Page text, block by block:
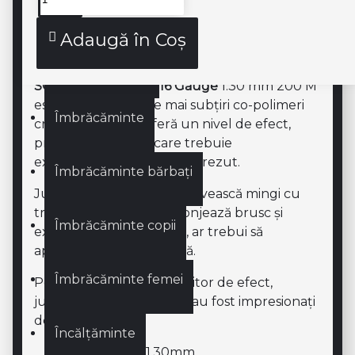
Îmbrăcăminte
Îmbrăcăminte bărbați
Îmbrăcăminte copii
Îmbrăcăminte femei
Încălțăminte
Adaugă în Coş
Descriere produs
SOLINCO Tour Bite 16 Gauge 1.30 mm 200 M
este una dintre cele mai subțiri co-polimeri
create vreodată. Oferă un nivel de efect,
precizie și senzație care trebuie
experimentat pentru a fi crezut.
Jucătorii care preferă să lovească mingi cu
traiectorii înalte, care plonjează brusc și
explodează de pe teren, ar trebui să
aprecieze această coardă.
Pe lângă potențialul uimitor de efect,
jucătorii care au testat-o au fost impresionați
de senzație.